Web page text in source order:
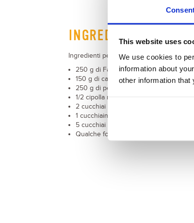
This website uses
We use cookies to
information about
other information that
INGREDIENTI
Ingredienti per 4 persone:
250 g di Farro Perlato Nuova Terra
150 g di caprino di capra
250 g di pomodori
1/2 cipolla rossa tritata (facoltativo)
2 cucchiai di olive nere
1 cucchiaino di sale
5 cucchiai di olio extravergine d’oliva
Qualche foglia di basilico